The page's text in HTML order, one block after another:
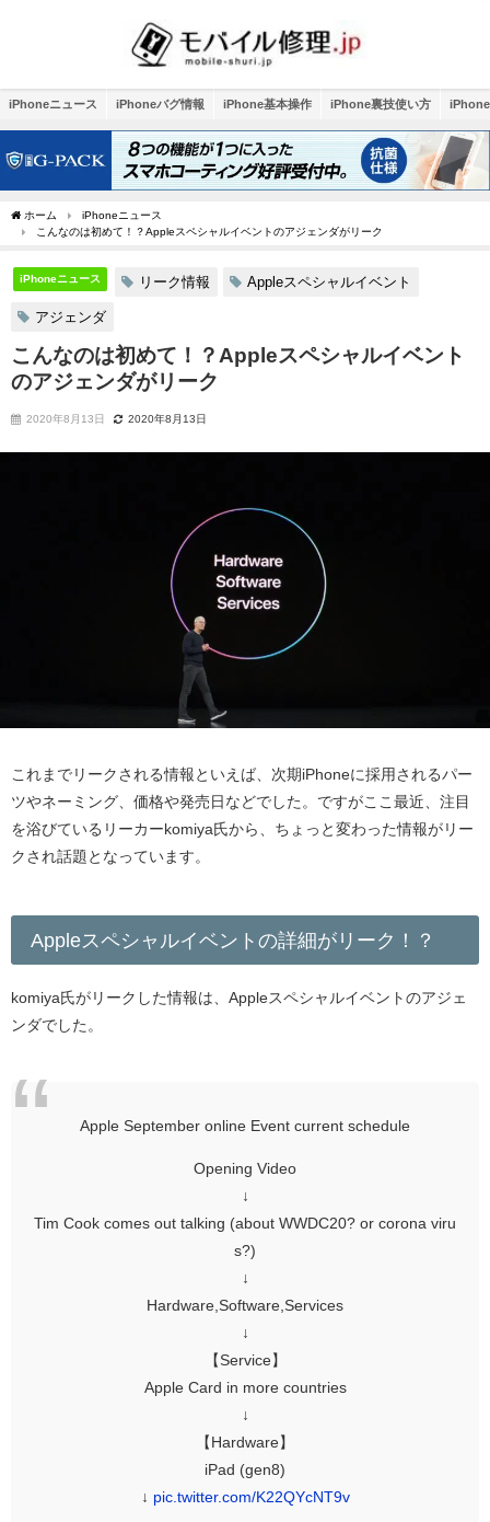
iPhoneニュース iPhoneバグ情報 iPhone基本操作 iPhone裏技使い方
ホーム
iPhoneニュース
こんなのは初めて！？Appleスペシャルイベントのアジェンダがリーク
iPhoneニュース リーク情報 Appleスペシャルイベント
アジェンダ
こんなのは初めて！？Appleスペシャルイベント
のアジェンダがリーク
2020年8月13日 2020年8月13日
これまでリークされる情報といえば、次期iPhoneに採用されるパー
ツやネーミング、価格や発売日などでした。 ですがここ最近、注目
を浴びているリーカーkomiya氏から、ちょっと変わった情報がリー
クされ話題となっています。
Appleスペシャルイベントの詳細がリーク！？
komiya氏がリークした情報は、Appleスペシャルイベントのアジェ
ンダでした。
Apple September online Event current schedule
Opening Video
↓
Tim Cook comes out talking (about WWDC20? or corona viru
s?)
↓
Hardware,Software,Services
↓
【Service】
Apple Card in more countries
↓
【Hardware】
iPad (gen8)
↓ pic.twitter.com/K22QYcNT9v